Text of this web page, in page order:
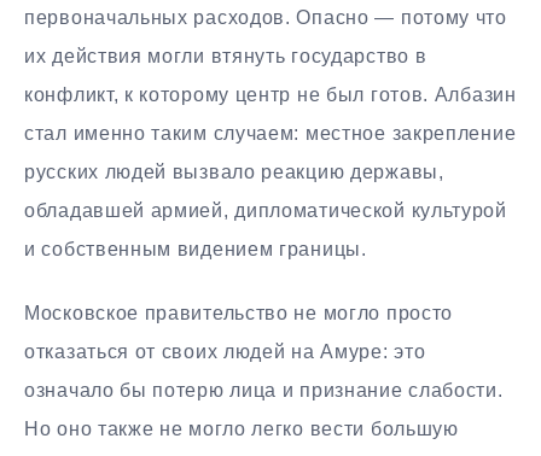
первоначальных расходов. Опасно — потому что
их действия могли втянуть государство в
конфликт, к которому центр не был готов. Албазин
стал именно таким случаем: местное закрепление
русских людей вызвало реакцию державы,
обладавшей армией, дипломатической культурой
и собственным видением границы.
Московское правительство не могло просто
отказаться от своих людей на Амуре: это
означало бы потерю лица и признание слабости.
Но оно также не могло легко вести большую